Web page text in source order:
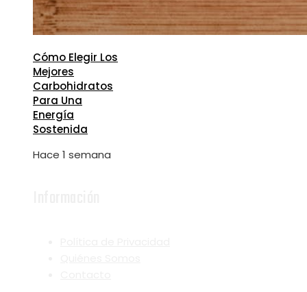
Cómo Elegir Los
Mejores
Carbohidratos
Para Una
Energía
Sostenida
Hace 1 semana